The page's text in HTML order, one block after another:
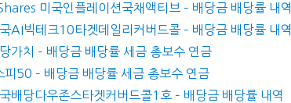
미국인플레이션국채액티브 – 배당금 배당률 내역
AI빅테크10타겟데일리커버드콜 – 배당금 배당률 내역
가치 – 배당금 배당률 세금 총보수 연금
피50 – 배당금 배당률 세금 총보수 연금
배당다우존스타겟커버드콜1호 – 배당금 배당률 내역